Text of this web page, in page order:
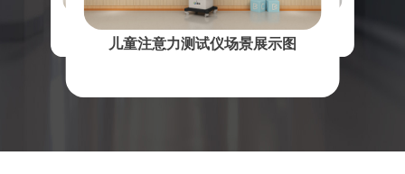
儿童生长发育测试仪场景展示图
儿童注意力测试仪场景展示图
儿童智力测试仪场景展示图